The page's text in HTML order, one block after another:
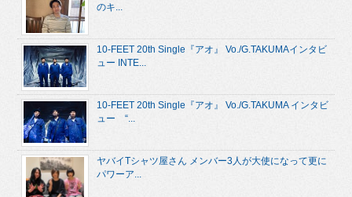
のキ...
10-FEET 20th Single『アオ』 Vo./G.TAKUMAインタビ
ュー INTE...
10-FEET 20th Single『アオ』 Vo./G.TAKUMA インタビ
ュー “...
ヤバイTシャツ屋さん メンバー3人が大使になって更に
パワーア...